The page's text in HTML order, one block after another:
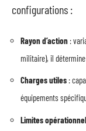
configurations :
Rayon d’action :
militaire), il
Charges utiles :
équipements
Limites